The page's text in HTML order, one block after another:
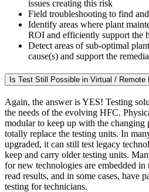
issues creating this risk
Field troubleshooting to find
Identify areas where plant
ROI and efficiently support the
Detect areas of sub-optimal
cause(s) and support the
Is Test Still Possible in Virtual / Remote
Again, the answer is YES! Testing
the needs of the evolving HFC.
modular to keep up with the changing
totally replace the testing units. In
upgraded, it can still test legacy
keep and carry older testing units.
for new technologies are embedded
read results, and in some cases, have
testing for technicians.